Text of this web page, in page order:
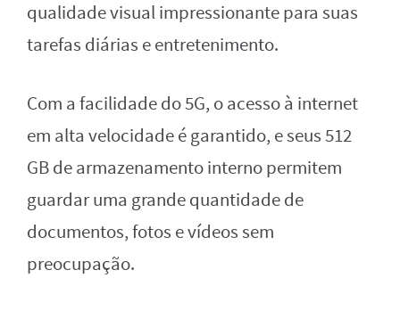
qualidade visual impressionante para suas
tarefas diárias e entretenimento.
Com a facilidade do 5G, o acesso à internet
em alta velocidade é garantido, e seus 512
GB de armazenamento interno permitem
guardar uma grande quantidade de
documentos, fotos e vídeos sem
preocupação.